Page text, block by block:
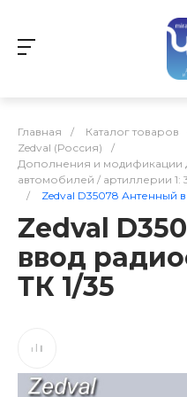
Главная / Каталог товаров
Zedval (Россия)
/
Дополнения и модификации
автомобилей / артиллерии 1:
/
Zedval D35078 Антенный
Zedval
ввод
ТК 1/35